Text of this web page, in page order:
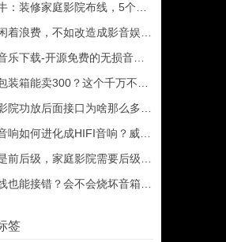
装修家庭影院布线，5个必看的注意事项
浪费，不如改造成影音娱乐室吧
下载-开源免费的无损音乐下载神器
装箱能卖300？这个千万不要扔……
放后面接口为啥那么多？假装高端卖高价？
如何进化成HIFI音响？威力声功放再升级
级，家庭影院需要后级吗？天逸11声道功放AD-83
能接错？会不会烧坏音箱（功放）​？
签